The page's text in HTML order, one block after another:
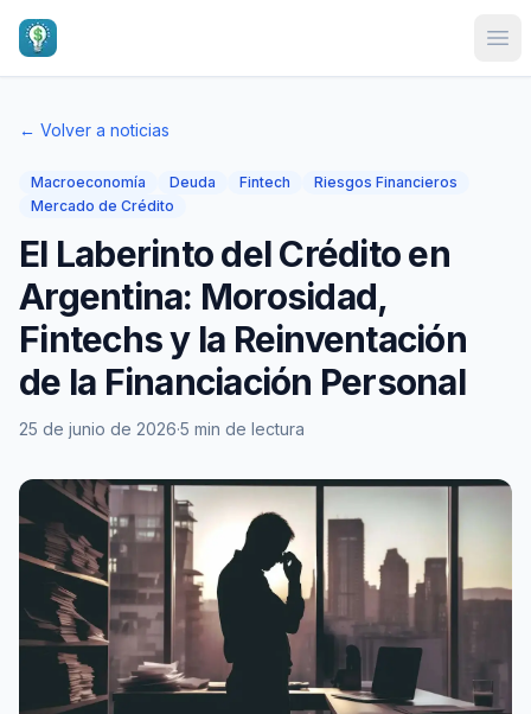
← Volver a noticias
Macroeconomía Deuda Fintech
Riesgos Financieros
Mercado de Crédito
El Laberinto del Crédito en
Argentina: Morosidad,
Fintechs y la Reinventación
de la Financiación Personal
25 de junio de 2026·5 min de lectura